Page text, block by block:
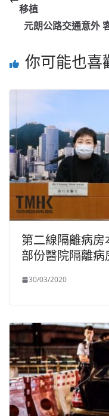
移植
元朗公路交通意外
你可能也喜
第二線隔離病
部份醫院隔離
30/03/2020